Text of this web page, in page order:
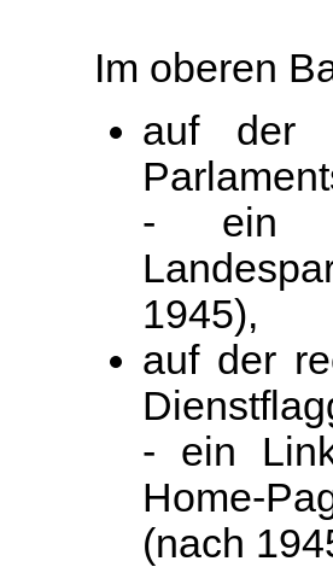
Im oberen
auf der
- ein
1945),
auf der
- ein
Home-
(nach